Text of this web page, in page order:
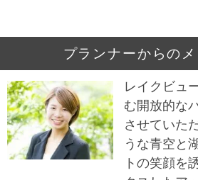
プランナーからの
レイクビュ
む開放的な
させていた
うな青空と
トの笑顔を